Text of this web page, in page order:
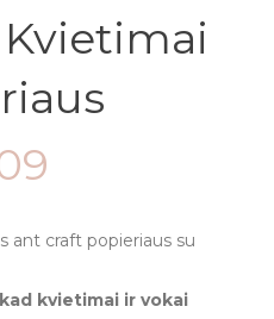
ant craft popieriaus su
kvietimai ir vokai